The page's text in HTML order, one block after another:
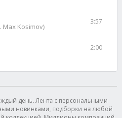
Max Kosimov)
3:57
2:00
день. Лента с персональными
новинками, подборки на любой